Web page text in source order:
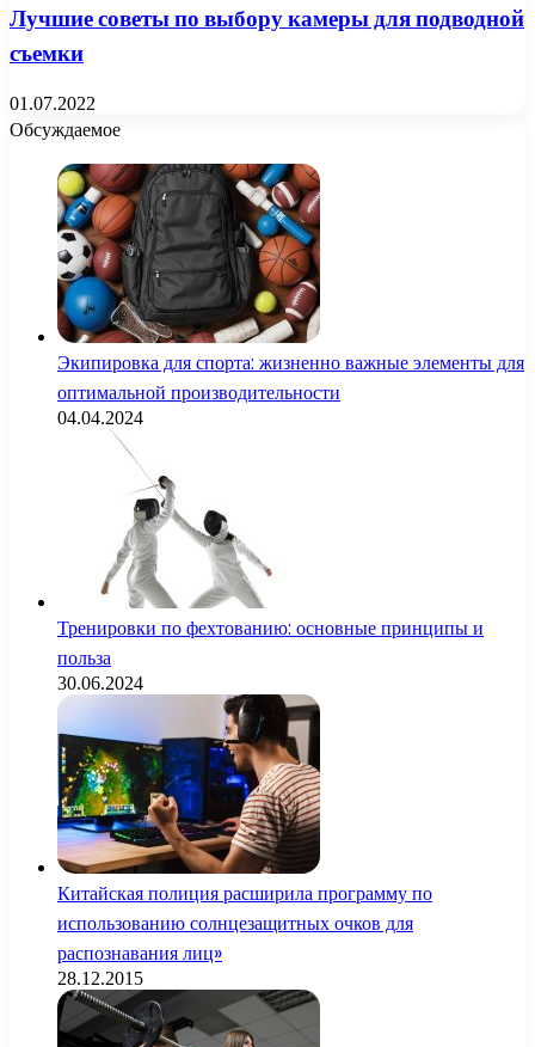
Лучшие советы по выбору камеры для подводной
съемки
01.07.2022
Обсуждаемое
Экипировка для спорта: жизненно важные элементы для
оптимальной производительности
04.04.2024
Тренировки по фехтованию: основные принципы и
польза
30.06.2024
Китайская полиция расширила программу по
использованию солнцезащитных очков для
распознавания лиц»
28.12.2015